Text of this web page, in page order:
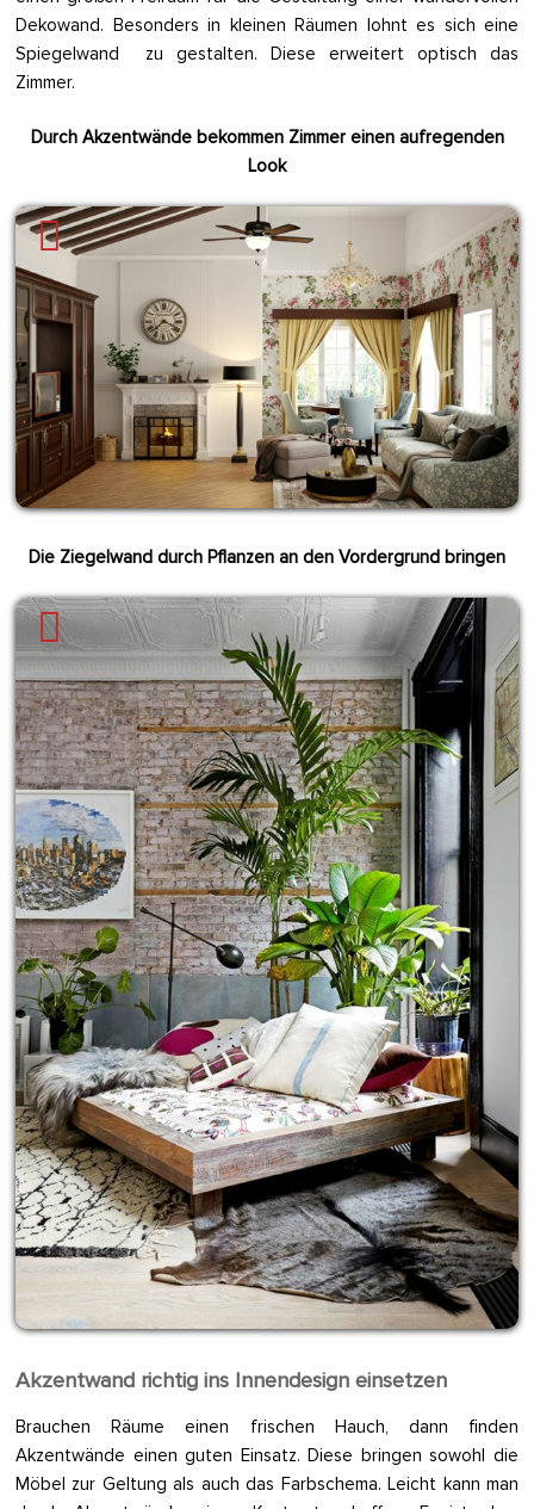
Dekowand. Besonders in kleinen Räumen lohnt es sich eine
Spiegelwand zu gestalten. Diese erweitert optisch das
Zimmer.
Durch Akzentwände bekommen Zimmer einen aufregenden
Look
Die Ziegelwand durch Pflanzen an den Vordergrund bringen
Akzentwand richtig ins Innendesign einsetzen
Brauchen Räume einen frischen Hauch, dann finden
Akzentwände einen guten Einsatz. Diese bringen sowohl die
Möbel zur Geltung als auch das Farbschema. Leicht kann man